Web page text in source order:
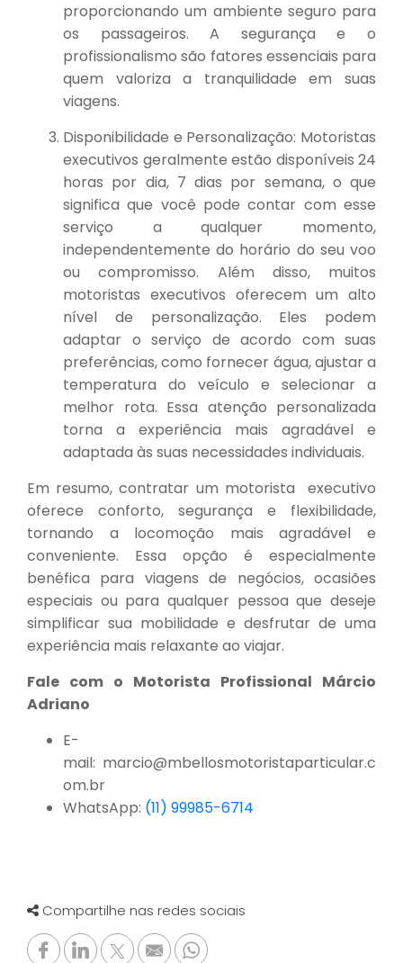
proporcionando um ambiente seguro para
os passageiros. A segurança e o
profissionalismo são fatores essenciais para
quem valoriza a tranquilidade em suas
viagens.
Disponibilidade e Personalização: Motoristas
executivos geralmente estão disponíveis 24
horas por dia, 7 dias por semana, o que
significa que você pode contar com esse
serviço a qualquer momento,
independentemente do horário do seu voo
ou compromisso. Além disso, muitos
motoristas executivos oferecem um alto
nível de personalização. Eles podem
adaptar o serviço de acordo com suas
preferências, como fornecer água, ajustar a
temperatura do veículo e selecionar a
melhor rota. Essa atenção personalizada
torna a experiência mais agradável e
adaptada às suas necessidades individuais.
Em resumo, contratar um motorista executivo
oferece conforto, segurança e flexibilidade,
tornando a locomoção mais agradável e
conveniente. Essa opção é especialmente
benéfica para viagens de negócios, ocasiões
especiais ou para qualquer pessoa que deseje
simplificar sua mobilidade e desfrutar de uma
experiência mais relaxante ao viajar.
Fale com o Motorista Profissional Márcio
Adriano
E-
mail: marcio@mbellosmotoristaparticular.c
om.br
WhatsApp: (11) 99985-6714
Compartilhe nas redes sociais